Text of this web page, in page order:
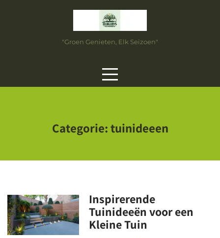
"Groen Genieten, Elk Seizoen"
Categorie:tuinideeen
Inspirerende
Tuinideeën voor een
Kleine Tuin